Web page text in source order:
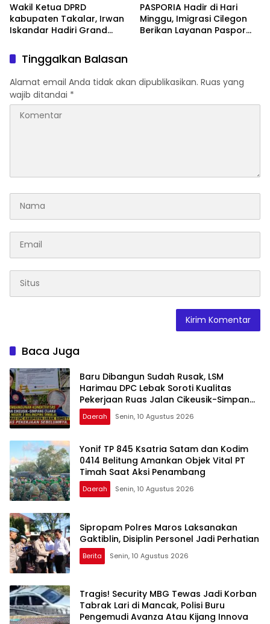
Wakil Ketua DPRD
kabupaten Takalar, Irwan
Iskandar Hadiri Grand
Pertama di Takalar,
Melayani Terapis Gratis
untuk Pasien Dhuafa dan
umum.
PASPORIA Hadir di Hari
Minggu, Imigrasi Cilegon
Berikan Layanan Paspor
Tinggalkan Balasan
Alamat email Anda tidak akan dipublikasikan. Ruas yang
wajib ditandai *
Baca Juga
Baru Dibangun Sudah Rusak, LSM
Harimau DPC Lebak Soroti Kualitas
Pekerjaan Ruas Jalan Cikeusik-Simpang
Cijaku
Daerah Senin, 10 Agustus 2026
Yonif TP 845 Ksatria Satam dan Kodim
0414 Belitung Amankan Objek Vital PT
Timah Saat Aksi Penambang
Daerah Senin, 10 Agustus 2026
Sipropam Polres Maros Laksanakan
Gaktiblin, Disiplin Personel Jadi Perhatian
Berita Senin, 10 Agustus 2026
Tragis! Security MBG Tewas Jadi Korban
Tabrak Lari di Mancak, Polisi Buru
Pengemudi Avanza Atau Kijang Innova